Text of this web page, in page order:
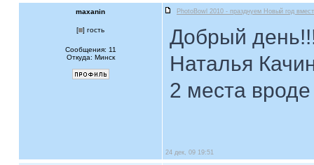
maxanin PhotoBowl 2010 - празднуем Новый год
[ ] гость
Сообщения: 11
Откуда: Минск
Добрый
Наталья
2 места вроде
24 дек, 09 19:51